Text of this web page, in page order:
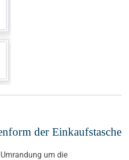
der Einkaufstasche
um die